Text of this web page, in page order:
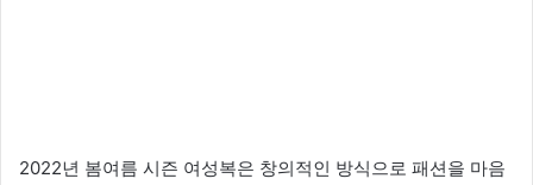
2022년 봄여름 시즌 여성복은 창의적인 방식으로 패션을 마음